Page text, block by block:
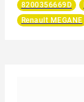
8200356669D
Renault MEGANE